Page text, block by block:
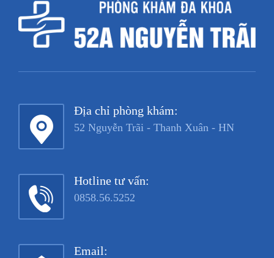
Địa chỉ phòng khám:
52 Nguyễn Trãi - Thanh Xuân - HN
Hotline tư vấn:
0858.56.5252
Email: